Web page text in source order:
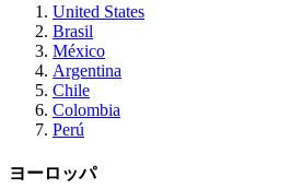
United States
Brasil
México
Argentina
Chile
Colombia
Perú
ヨーロッパ